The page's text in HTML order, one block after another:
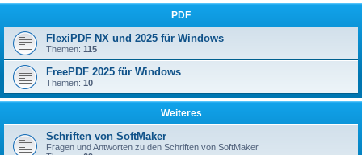
PDF
FlexiPDF NX und 2025 für Windows
Themen: 115
FreePDF 2025 für Windows
Themen: 10
Weiteres
Schriften von SoftMaker
Fragen und Antworten zu den Schriften von SoftMaker